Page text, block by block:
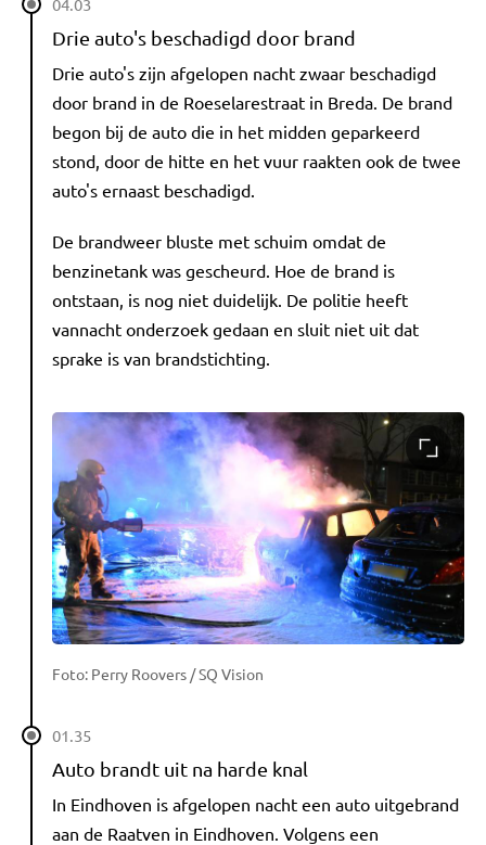
Drie auto's beschadigd door brand
Drie auto's zijn afgelopen nacht zwaar beschadigd
door brand in de Roeselarestraat in Breda. De brand
begon bij de auto die in het midden geparkeerd
stond, door de hitte en het vuur raakten ook de twee
auto's ernaast beschadigd.
De brandweer bluste met schuim omdat de
benzinetank was gescheurd. Hoe de brand is
ontstaan, is nog niet duidelijk. De politie heeft
vannacht onderzoek gedaan en sluit niet uit dat
sprake is van brandstichting.
Foto: Perry Roovers / SQ Vision
01.35
Auto brandt uit na harde knal
In Eindhoven is afgelopen nacht een auto uitgebrand
aan de Raatven in Eindhoven. Volgens een